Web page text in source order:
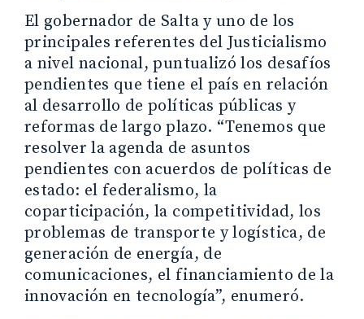
El gobernador de Salta y uno de los
principales referentes del Justicialismo
a nivel nacional, puntualizó los desafíos
pendientes que tiene el país en relación
al desarrollo de políticas públicas y
reformas de largo plazo. “Tenemos que
resolver la agenda de asuntos
pendientes con acuerdos de políticas de
estado: el federalismo, la
coparticipación, la competitividad, los
problemas de transporte y logística, de
generación de energía, de
comunicaciones, el financiamiento de la
innovación en tecnología”, enumeró.